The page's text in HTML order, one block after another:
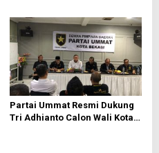
Partai Ummat Resmi Dukung
Tri Adhianto Calon Wali Kota